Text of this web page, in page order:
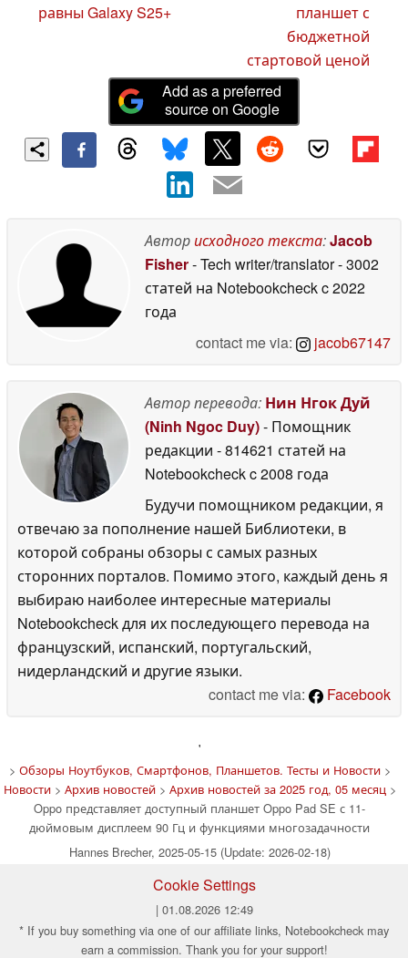
равны Galaxy S25+
планшет с
бюджетной
стартовой ценой
Add as a preferred
source on Google
Авторисходного текста:Jacob
Fisher- Tech writer/translator- 3002
статей на Notebookcheckc 2022
года
contact me via:
jacob67147
Автор перевода: Нин Нгок Дуй
(Ninh Ngoc Duy)- Помощник
редакции - 814621 статей на
Notebookcheckc 2008 года
Будучи помощником редакции, я
отвечаю за пополнение нашей Библиотеки, в
которой собраны обзоры с самых разных
сторонних порталов. Помимо этого, каждый день я
выбираю наиболее интересные материалы
Notebookcheck для их последующего перевода на
французский, испанский, португальский,
нидерландский и другие языки.
contact me via:
Facebook
'
> Обзоры Ноутбуков, Смартфонов, Планшетов. Тесты и Новости>
Новости> Архив новостей> Архив новостей за 2025 год, 05 месяц>
Oppo представляет доступный планшет Oppo Pad SE с 11-
дюймовым дисплеем 90 Гц и функциями многозадачности
Hannes Brecher, 2025-05-15 (Update: 2026-02-18)
Cookie Settings
| 01.08.2026 12:49
* If you buy something via one of our affiliate links, Notebookcheck may
earn a commission. Thank you for your support!